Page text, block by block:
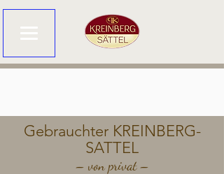
Gebrauchter KREINBERG-
SATTEL
– von privat –